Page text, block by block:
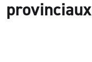
provinciaux